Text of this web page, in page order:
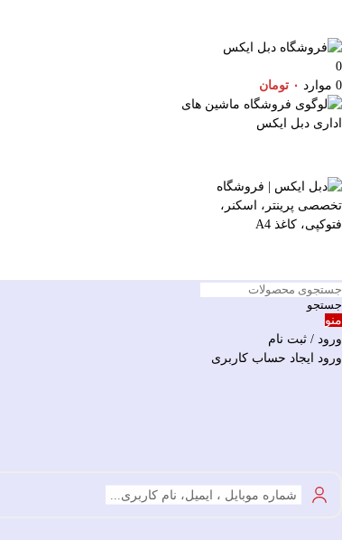
0
0 موارد ۰ تومان
جستجو
منو
ورود / ثبت نام
ورود ایجاد حساب کاربری
شماره موبایل ، ایمیل، نام کاربری...